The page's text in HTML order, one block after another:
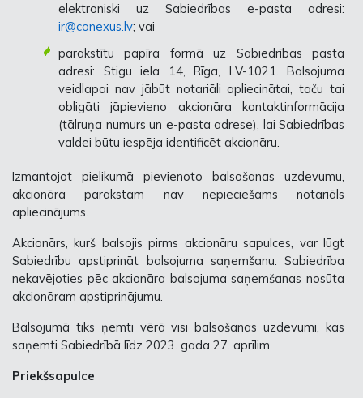
elektroniski uz Sabiedrības e-pasta adresi:
ir@conexus.lv; vai
parakstītu papīra formā uz Sabiedrības pasta
adresi: Stigu iela 14, Rīga, LV-1021
. Balsojuma
veidlapai nav jābūt notariāli apliecinātai, taču tai
obligāti jāpievieno akcionāra kontaktinformācija
(tālruņa numurs un e-pasta adrese), lai Sabiedrības
valdei būtu iespēja identificēt akcionāru.
Izmantojot pielikumā pievienoto balsošanas uzdevumu,
akcionāra parakstam nav nepieciešams notariāls
apliecinājums.
Akcionārs, kurš balsojis pirms akcionāru sapulces, var lūgt
Sabiedrību apstiprināt balsojuma saņemšanu. Sabiedrība
nekavējoties pēc akcionāra balsojuma saņemšanas nosūta
akcionāram apstiprinājumu.
Balsojumā tiks ņemti vērā visi balsošanas uzdevumi, kas
saņemti Sabiedrībā līdz 2023. gada 27. aprīlim.
Priekšsapulce